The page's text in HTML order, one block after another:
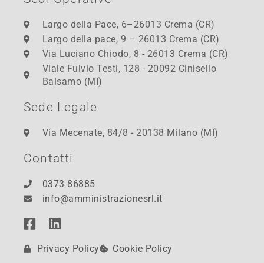
Largo della Pace, 6–26013 Crema (CR)
Largo della pace, 9 – 26013 Crema (CR)
Via Luciano Chiodo, 8 - 26013 Crema (CR)
Viale Fulvio Testi, 128 - 20092 Cinisello
Balsamo (MI)
Sede Legale
Via Mecenate, 84/8 - 20138 Milano (MI)
Contatti
0373 86885
info@amministrazionesrl.it
Privacy Policy Cookie Policy